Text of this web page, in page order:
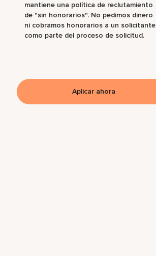
mantiene una política de reclutamiento
de "sin honorarios". No pedimos dinero
ni cobramos honorarios a un solicitante
como parte del proceso de solicitud.
Aplicar ahora